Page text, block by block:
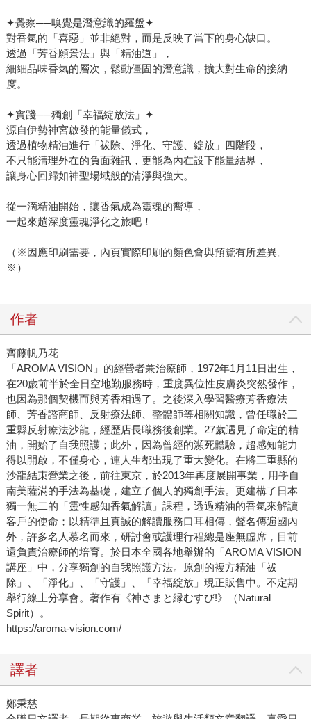
✦覺察──嗅覺是潛意識的羅盤✦
對香氣的「喜惡」並非絕對，而是反映了當下的身心缺口。
透過「芳香願景法」與「精油道」，
細細品味香氣的層次，鬆動僵固的潛意識，擴大對生命的接納
度。
✦實踐──獨創「幸福綻放法」✦
源自伊勢神宮啟發的能量儀式，
透過植物精油進行「祓除、淨化、守護、綻放」四階段，
不只能清理外在的負面雜訊，更能為內在設下能量結界，
讓身心回歸如神聖場域般的清淨與強大。
從一滴精油開始，讓香氣成為靈魂的嚮導，
一起來趟深度靈魂淨化之旅吧！
（※因應印刷需要，內頁實際印刷的顏色會與預覽有所差異。
※）
作者
齊藤帆乃花
「AROMA VISION」的經營者兼治療師，1972年1月11日出生，
在20歲前半於全日空地勤服務時，重度異位性皮膚炎突然發作，
也因為那個契機而與芳香相遇了。之後深入學習醫療芳香療法
師、芳香諮商師、反射療法師、整體師等相關知識，曾任職於三
重縣反射療法沙龍，經歷店長職務後創業。27歲遇見了命定的精
油，開始了自我照護；此外，因為曾經的瀕死體驗，超感知能力
得以開啟，不僅身心，連人生都出現了重大變化。在將三重縣的
沙龍結束營業之後，前往東京，於2013年再度展開事業，用學自
南美薩滿的手法為基礎，建立了個人的獨創手法。更建構了日本
獨一無二的「靈性感知香氣解讀」課程，透過精油的香氣來解讀
客戶的使命；以精準且真誠的解讀服務口耳相傳，聲名傳遍國內
外，許多名人慕名而來，研討會或護理行程總是座無虛席，目前
還負責治療師的培育。於日本全國各地舉辦的「AROMA VISION
講座」中，分享獨創的自我照護方法。原創的複方精油「祓
除」、「淨化」、「守護」、「幸福綻放」現正販售中。不定期
舉行線上分享會。著作有《神さまと縁むすび!》（Natural
Spirit）。
https://aroma-vision.com/
譯者
鄭秉慈